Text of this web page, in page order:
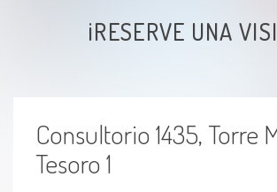
¡RESERVE UNA
Consultorio 1435, Torre
Tesoro 1